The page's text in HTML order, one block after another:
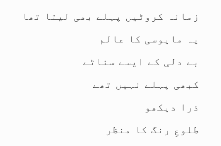
زمانہ کروٹیں پہلے بھی لیتا تھا
یہ مایوسی کا عالم
بے دلی کے ایسے سناٹے
کبھی پہلے نہیں تھے
ذرا دیکھو
طلوعِ رنگ کا منظر